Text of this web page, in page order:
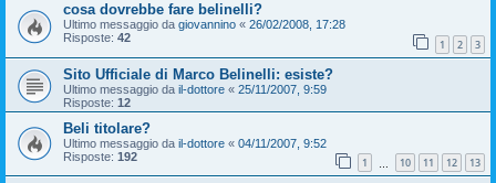
cosa dovrebbe fare belinelli?
Ultimo messaggio da giovannino « 26/02/2008, 17:28
Risposte: 42 1 2 3
Sito Ufficiale di Marco Belinelli: esiste?
Ultimo messaggio da il-dottore « 25/11/2007, 9:59
Risposte: 12
Beli titolare?
Ultimo messaggio da il-dottore « 04/11/2007, 9:52
Risposte: 192 1 10 11 12 13